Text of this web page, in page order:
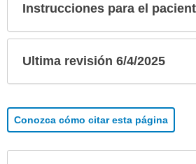
Instrucciones para el
Ultima revisión 6/4/2025
Conozca cómo citar esta página